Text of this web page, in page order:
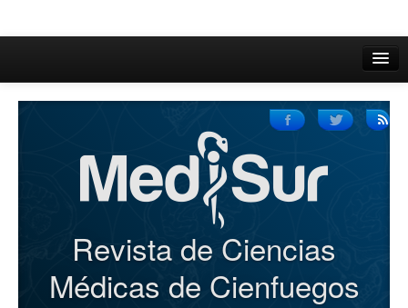
Inicio
Iniciar sesión
Registrarse
Revista de Ciencias
Médicas de Cienfuegos